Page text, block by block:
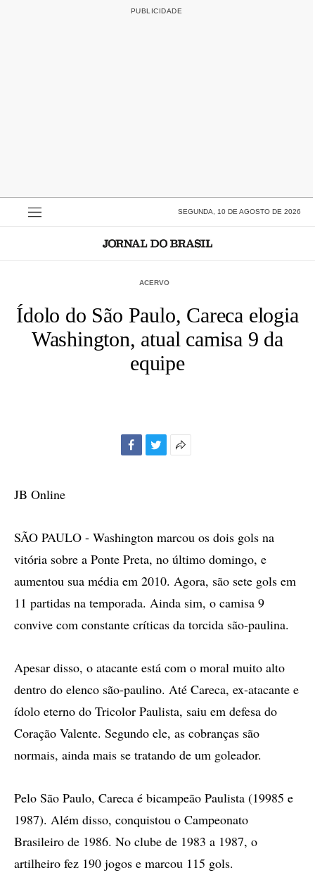
SEGUNDA, 10 DE AGOSTO DE 2026
ACERVO
Ídolo do São Paulo, Careca elogia
Washington, atual camisa 9 da
equipe
JB Online
SÃO PAULO - Washington marcou os dois gols na
vitória sobre a Ponte Preta, no último domingo, e
aumentou sua média em 2010. Agora, são sete gols em
11 partidas na temporada. Ainda sim, o camisa 9
convive com constante críticas da torcida são-paulina.
Apesar disso, o atacante está com o moral muito alto
dentro do elenco são-paulino. Até Careca, ex-atacante e
ídolo eterno do Tricolor Paulista, saiu em defesa do
Coração Valente. Segundo ele, as cobranças são
normais, ainda mais se tratando de um goleador.
Pelo São Paulo, Careca é bicampeão Paulista (19985 e
1987). Além disso, conquistou o Campeonato
Brasileiro de 1986. No clube de 1983 a 1987, o
artilheiro fez 190 jogos e marcou 115 gols.